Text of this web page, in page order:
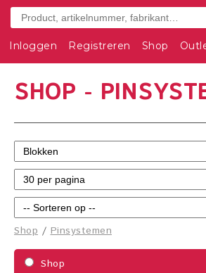
Inloggen Registreren Shop
SHOP -
Shop /Pinsystemen
Shop